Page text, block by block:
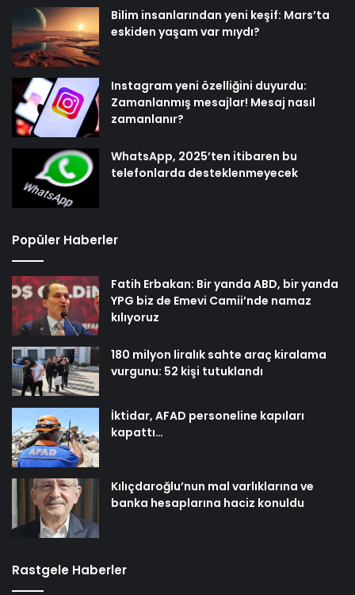
Bilim insanlarından yeni keşif: Mars’ta
eskiden yaşam var mıydı?
Instagram yeni özelliğini duyurdu:
Zamanlanmış mesajlar! Mesaj nasıl
zamanlanır?
WhatsApp, 2025’ten itibaren bu
telefonlarda desteklenmeyecek
Popüler Haberler
Fatih Erbakan: Bir yanda ABD, bir yanda
YPG biz de Emevi Camii’nde namaz
kılıyoruz
180 milyon liralık sahte araç kiralama
vurgunu: 52 kişi tutuklandı
İktidar, AFAD personeline kapıları
kapattı…
Kılıçdaroğlu’nun mal varlıklarına ve
banka hesaplarına haciz konuldu
Rastgele Haberler